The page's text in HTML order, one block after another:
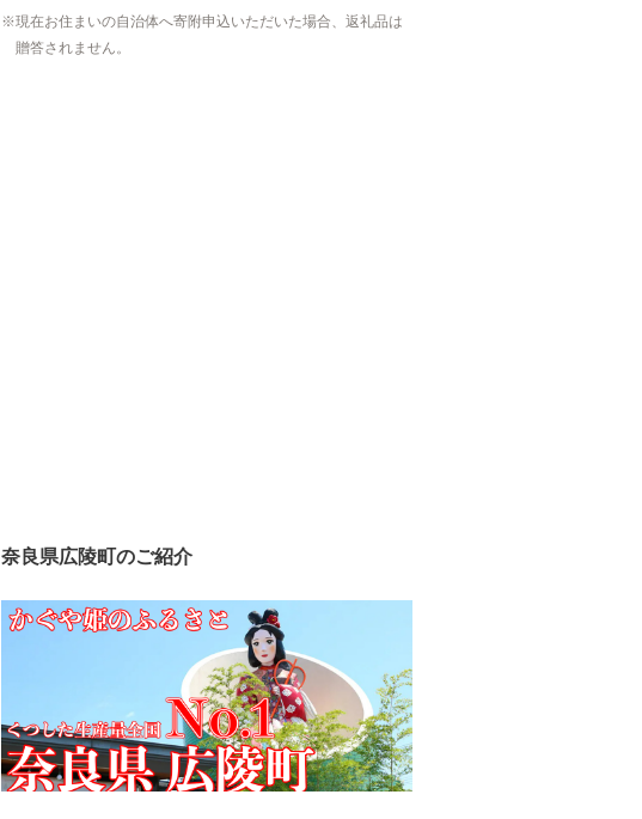
現在お住まいの自治体へ寄附申込いただいた場合、返礼品は
贈答されません。
奈良県広陵町のご紹介